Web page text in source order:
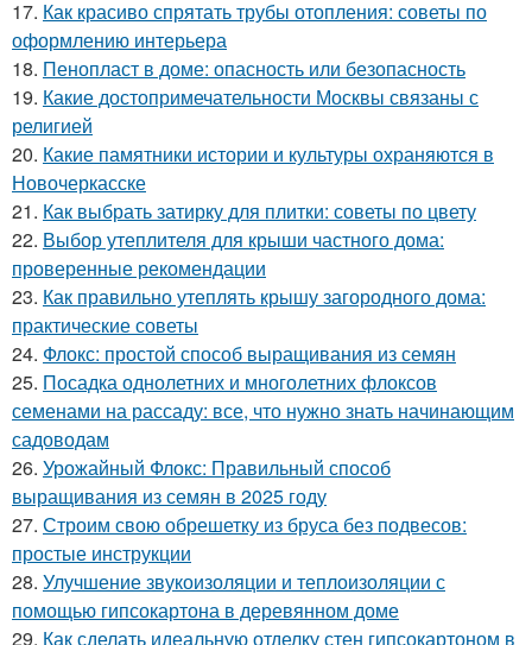
17. Как красиво спрятать трубы отопления: советы по
оформлению интерьера
18. Пенопласт в доме: опасность или безопасность
19. Какие достопримечательности Москвы связаны с
религией
20. Какие памятники истории и культуры охраняются в
Новочеркасске
21. Как выбрать затирку для плитки: советы по цвету
22. Выбор утеплителя для крыши частного дома:
проверенные рекомендации
23. Как правильно утеплять крышу загородного дома:
практические советы
24. Флокс: простой способ выращивания из семян
25. Посадка однолетних и многолетних флоксов
семенами на рассаду: все, что нужно знать начинающим
садоводам
26. Урожайный Флокс: Правильный способ
выращивания из семян в 2025 году
27. Строим свою обрешетку из бруса без подвесов:
простые инструкции
28. Улучшение звукоизоляции и теплоизоляции с
помощью гипсокартона в деревянном доме
29. Как сделать идеальную отделку стен гипсокартоном в